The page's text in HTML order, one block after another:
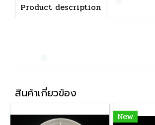
Product description
สินค้าเกี่ยวข้อง
New